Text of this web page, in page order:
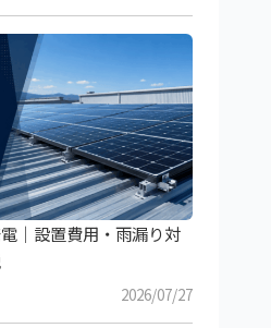
｜設置費用・雨漏り対
2026/07/27